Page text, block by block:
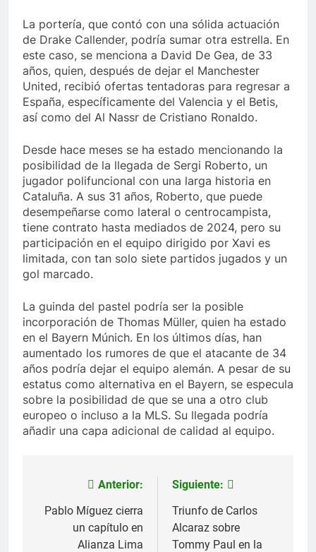
La portería, que contó con una sólida actuación
de Drake Callender, podría sumar otra estrella. En
este caso, se menciona a David De Gea, de 33
años, quien, después de dejar el Manchester
United, recibió ofertas tentadoras para regresar a
España, específicamente del Valencia y el Betis,
así como del Al Nassr de Cristiano Ronaldo.
Desde hace meses se ha estado mencionando la
posibilidad de la llegada de Sergi Roberto, un
jugador polifuncional con una larga historia en
Cataluña. A sus 31 años, Roberto, que puede
desempeñarse como lateral o centrocampista,
tiene contrato hasta mediados de 2024, pero su
participación en el equipo dirigido por Xavi es
limitada, con tan solo siete partidos jugados y un
gol marcado.
La guinda del pastel podría ser la posible
incorporación de Thomas Müller, quien ha estado
en el Bayern Múnich. En los últimos días, han
aumentado los rumores de que el atacante de 34
años podría dejar el equipo alemán. A pesar de su
estatus como alternativa en el Bayern, se especula
sobre la posibilidad de que se una a otro club
europeo o incluso a la MLS. Su llegada podría
añadir una capa adicional de calidad al equipo.
Navegación
de
entradas
Anterior:
Pablo Míguez cierra
un capítulo en
Alianza Lima
Siguiente:
Triunfo de Carlos
Alcaraz sobre
Tommy Paul en la